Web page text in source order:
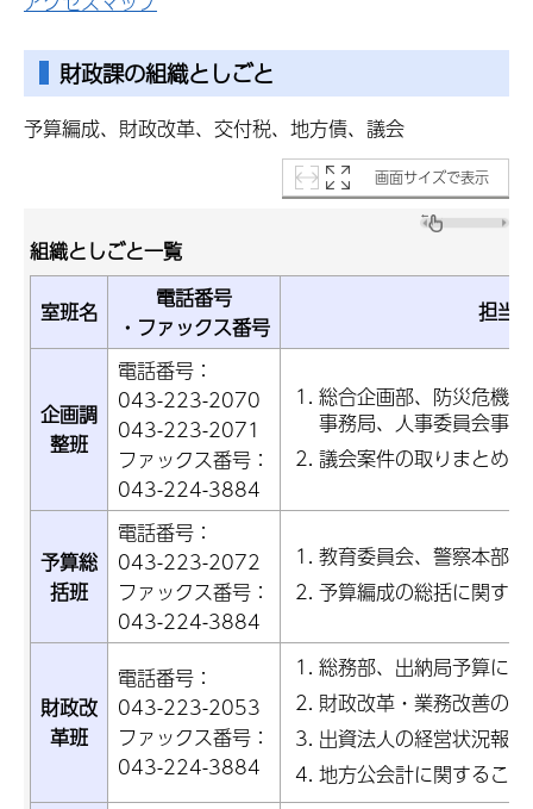
財政課の組織としごと
予算編成、財政改革、交付税、地方債、議会
画面サイズで表示
組織としごと一覧
室班名
電話番号
・ファックス番号
担当
企画調
整班
電話番号：
043-223-2070
043-223-2071
ファックス番号：
043-224-3884
総合企画部、防災危機
事務局、人事委員会事
議会案件の取りまとめ
予算総
括班
電話番号：
043-223-2072
ファックス番号：
043-224-3884
教育委員会、警察本部
予算編成の総括に関す
財政改
革班
電話番号：
043-223-2053
ファックス番号：
043-224-3884
総務部、出納局予算に
財政改革・業務改善の
出資法人の経営状況報
地方公会計に関すること